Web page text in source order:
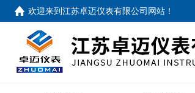
欢迎来到江苏卓迈仪表有限公司网站 ！